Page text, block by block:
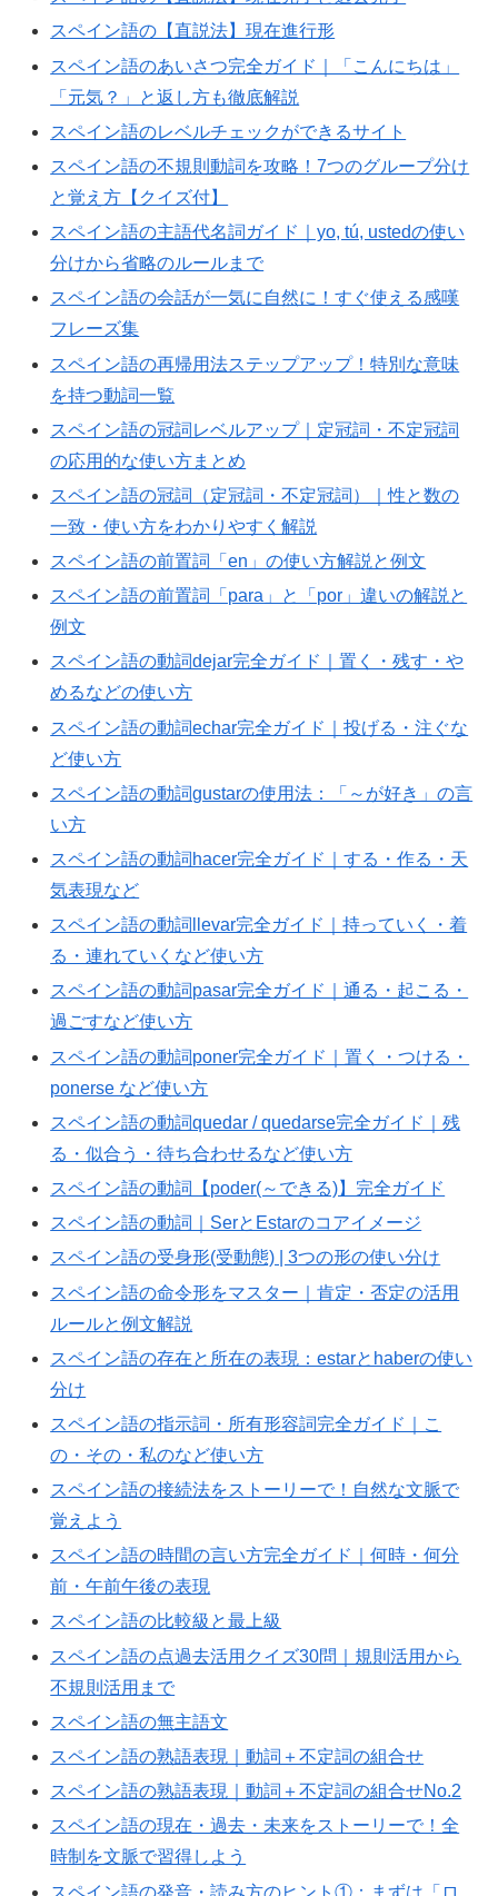
スペイン語の【直説法】現在進行形
スペイン語のあいさつ完全ガイド｜「こんにちは」
「元気？」と返し方も徹底解説
スペイン語のレベルチェックができるサイト
スペイン語の不規則動詞を攻略！7つのグループ分け
と覚え方【クイズ付】
スペイン語の主語代名詞ガイド｜yo, tú, ustedの使い
分けから省略のルールまで
スペイン語の会話が一気に自然に！すぐ使える感嘆
フレーズ集
スペイン語の再帰用法ステップアップ！特別な意味
を持つ動詞一覧
スペイン語の冠詞レベルアップ｜定冠詞・不定冠詞
の応用的な使い方まとめ
スペイン語の冠詞（定冠詞・不定冠詞）｜性と数の
一致・使い方をわかりやすく解説
スペイン語の前置詞「en」の使い方解説と例文
スペイン語の前置詞「para」と「por」違いの解説と
例文
スペイン語の動詞dejar完全ガイド｜置く・残す・や
めるなどの使い方
スペイン語の動詞echar完全ガイド｜投げる・注ぐな
ど使い方
スペイン語の動詞gustarの使用法：「～が好き」の言
い方
スペイン語の動詞hacer完全ガイド｜する・作る・天
気表現など
スペイン語の動詞llevar完全ガイド｜持っていく・着
る・連れていくなど使い方
スペイン語の動詞pasar完全ガイド｜通る・起こる・
過ごすなど使い方
スペイン語の動詞poner完全ガイド｜置く・つける・
ponerse など使い方
スペイン語の動詞quedar / quedarse完全ガイド｜残
る・似合う・待ち合わせるなど使い方
スペイン語の動詞【poder(～できる)】完全ガイド
スペイン語の動詞｜SerとEstarのコアイメージ
スペイン語の受身形(受動態) | 3つの形の使い分け
スペイン語の命令形をマスター｜肯定・否定の活用
ルールと例文解説
スペイン語の存在と所在の表現：estarとhaberの使い
分け
スペイン語の指示詞・所有形容詞完全ガイド｜こ
の・その・私のなど使い方
スペイン語の接続法をストーリーで！自然な文脈で
覚えよう
スペイン語の時間の言い方完全ガイド｜何時・何分
前・午前午後の表現
スペイン語の比較級と最上級
スペイン語の点過去活用クイズ30問｜規則活用から
不規則活用まで
スペイン語の無主語文
スペイン語の熟語表現｜動詞＋不定詞の組合せ
スペイン語の熟語表現｜動詞＋不定詞の組合せNo.2
スペイン語の現在・過去・未来をストーリーで！全
時制を文脈で習得しよう
スペイン語の発音・読み方のヒント①：まずは「ロ